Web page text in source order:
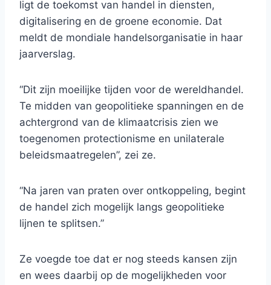
ligt de toekomst van handel in diensten,
digitalisering en de groene economie. Dat
meldt de mondiale handelsorganisatie in haar
jaarverslag.
“Dit zijn moeilijke tijden voor de wereldhandel.
Te midden van geopolitieke spanningen en de
achtergrond van de klimaatcrisis zien we
toegenomen protectionisme en unilaterale
beleidsmaatregelen”, zei ze.
“Na jaren van praten over ontkoppeling, begint
de handel zich mogelijk langs geopolitieke
lijnen te splitsen.”
Ze voegde toe dat er nog steeds kansen zijn
en wees daarbij op de mogelijkheden voor